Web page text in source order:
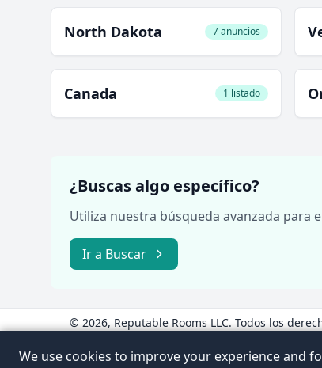
North Dakota 7 anuncios
Canada 1 listado
¿Buscas algo específico?
Utiliza nuestra búsqueda avanzada para
Ir a Buscar
© 2026, Reputable Rooms LLC. Todos los
www.ReputableRooms.com
We use cookies to improve your experience and